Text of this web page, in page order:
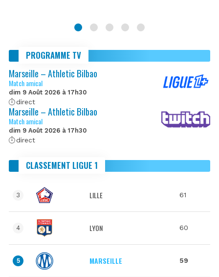
PROGRAMME TV
Marseille – Athletic Bilbao
Match amical
dim 9 Août 2026 à 17h30
direct
Marseille – Athletic Bilbao
Match amical
dim 9 Août 2026 à 17h30
direct
CLASSEMENT LIGUE 1
3 LILLE 61
4 LYON 60
5 MARSEILLE 59